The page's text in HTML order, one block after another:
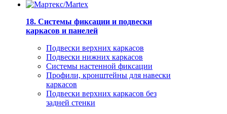
18. Системы фиксации и подвески
каркасов и панелей
Подвески верхних каркасов
Подвески нижних каркасов
Системы настенной фиксации
Профили, кронштейны для навески
каркасов
Подвески верхних каркасов без
задней стенки